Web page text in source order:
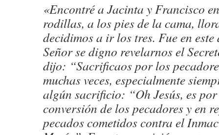
«Encontré a Jacinta y Francisco
rodillas, a los pies de la cama,
decidimos a ir los tres. Fue en
Señor se digno revelarnos el
dijo: “Sacrificaos por los
muchas veces, especialmente
algún sacrificio: “Oh Jesús, es
conversión de los pecadores y en
pecados cometidos contra el